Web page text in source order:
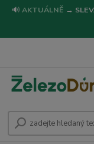
🔊 AKTUÁLNĚ →